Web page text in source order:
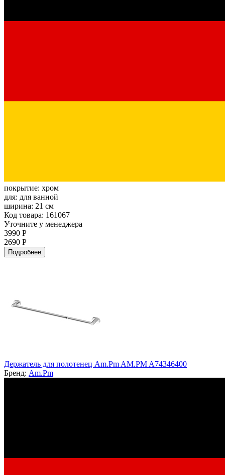
покрытие: хром
для: для ванной
ширина: 21 см
Код товара: 161067
Уточните у менеджера
3990 Р
2690 Р
Подробнее
Держатель для полотенец Am.Pm AM.PM A74346400
Бренд: Am.Pm